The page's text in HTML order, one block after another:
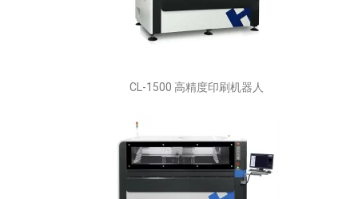
CL-1500 高精度印刷机器人